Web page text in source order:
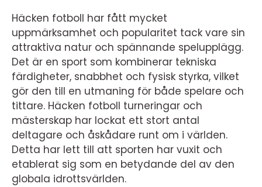
Häcken fotboll har fått mycket
uppmärksamhet och popularitet tack vare sin
attraktiva natur och spännande spelupplägg.
Det är en sport som kombinerar tekniska
färdigheter, snabbhet och fysisk styrka, vilket
gör den till en utmaning för både spelare och
tittare. Häcken fotboll turneringar och
mästerskap har lockat ett stort antal
deltagare och åskådare runt om i världen.
Detta har lett till att sporten har vuxit och
etablerat sig som en betydande del av den
globala idrottsvärlden.